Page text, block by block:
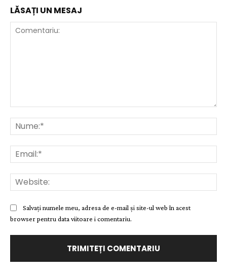
LĂSAȚI UN MESAJ
Salvați numele meu, adresa de e-mail și site-ul web în acest
browser pentru data viitoare i comentariu.